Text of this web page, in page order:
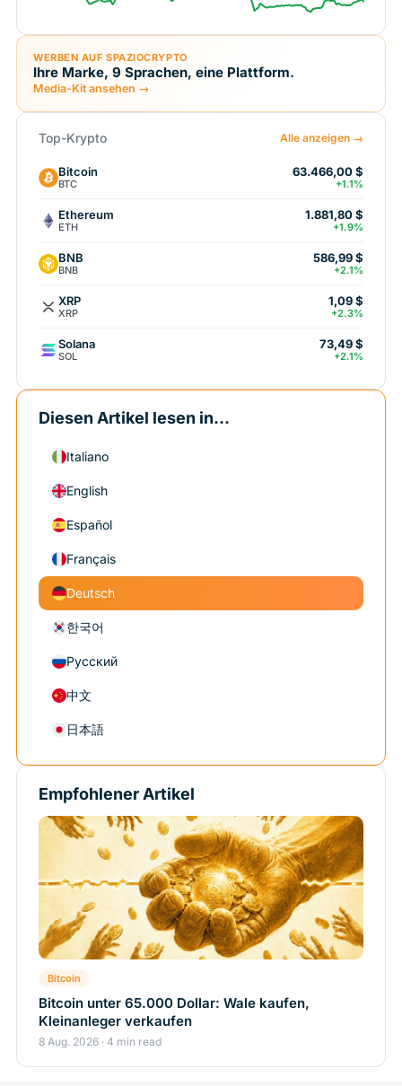
WERBEN AUF SPAZIOCRYPTO
Ihre Marke, 9 Sprachen, eine Plattform.
Media-Kit ansehen →
Top-Krypto Alle anzeigen →
Bitcoin
BTC
63.466,00 $
+1.1%
Ethereum
ETH
1.881,80 $
+1.9%
BNB
BNB
586,99 $
+2.1%
XRP
XRP
1,09 $
+2.3%
Solana
SOL
73,49 $
+2.1%
Diesen Artikel lesen in...
Italiano
English
Español
Français
Deutsch
한국어
Русский
中文
日本語
Empfohlener Artikel
Bitcoin
Bitcoin unter 65.000 Dollar: Wale kaufen,
Kleinanleger verkaufen
8 Aug. 2026 · 4 min read